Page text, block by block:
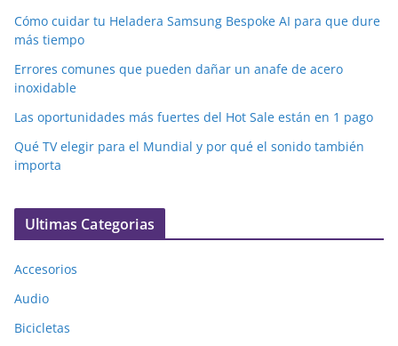
Cómo cuidar tu Heladera Samsung Bespoke AI para que dure
más tiempo
Errores comunes que pueden dañar un anafe de acero
inoxidable
Las oportunidades más fuertes del Hot Sale están en 1 pago
Qué TV elegir para el Mundial y por qué el sonido también
importa
Ultimas Categorias
Accesorios
Audio
Bicicletas